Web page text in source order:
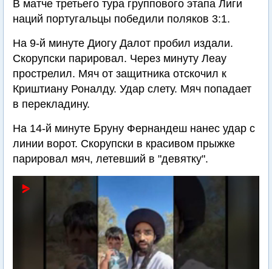
В матче третьего тура группового этапа Лиги
наций португальцы победили поляков 3:1.
На 9-й минуте Диогу Далот пробил издали.
Скорупски парировал. Через минуту Леау
прострелил. Мяч от защитника отскочил к
Криштиану Роналду. Удар слету. Мяч попадает
в перекладину.
На 14-й минуте Бруну Фернандеш нанес удар с
линии ворот. Скорупски в красивом прыжке
парировал мяч, летевший в "девятку".